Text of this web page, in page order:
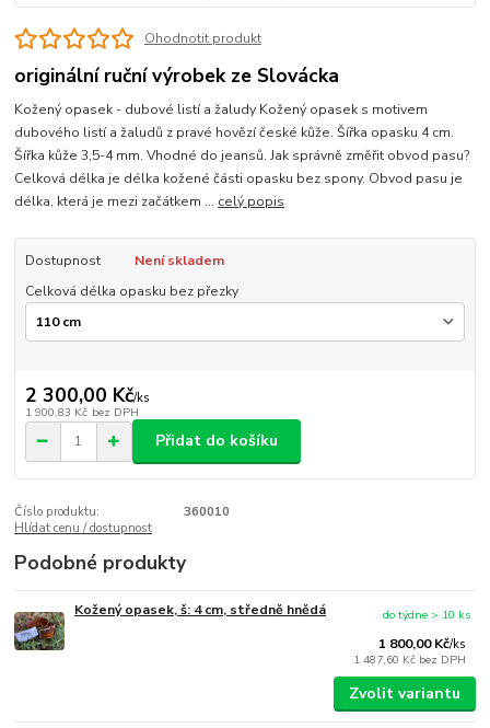
Ohodnotit produkt
originální ruční výrobek ze Slovácka
Kožený opasek - dubové listí a žaludy Kožený opasek s motivem
dubového listí a žaludů z pravé hovězí české kůže. Šířka opasku 4 cm.
Šířka kůže 3,5-4 mm. Vhodné do jeansů. Jak správně změřit obvod pasu?
Celková délka je délka kožené části opasku bez spony. Obvod pasu je
délka, která je mezi začátkem ... celý popis
Dostupnost
Není skladem
Celková délka opasku bez přezky
2 300,00 Kč/ks
1 900,83 Kč bez DPH
Přidat do košíku
Číslo produktu:
360010
Hlídat cenu / dostupnost
Podobné produkty
Kožený opasek, š: 4 cm, středně hnědá
1 800,00 Kč/ks
1 487,60 Kč bez DPH
do týdne > 10 ks
Zvolit variantu